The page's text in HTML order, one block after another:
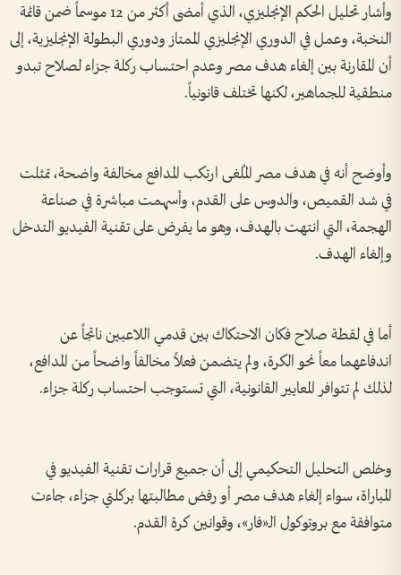
وأشار تحليل الحكم الإنجليزي، الذي أمضى أكثر من 12 موسماً ضمن قائمة
النخبة، وعمل في الدوري الإنجليزي الممتاز ودوري البطولة الإنجليزية، إلى
أن المقارنة بين إلغاء هدف مصر وعدم احتساب ركلة جزاء لصلاح تبدو
منطقية للجماهير، لكنها تختلف قانونياً.
وأوضح أنه في هدف مصر المُلغى ارتكب المدافع مخالفة واضحة، تمثلت
في شد القميص، والدوس على القدم، وأسهمت مباشرة في صناعة
الهجمة، التي انتهت بالهدف، وهو ما يفرض على تقنية الفيديو التدخل
وإلغاء الهدف.
أما في لقطة صلاح فكان الاحتكاك بين قدمي اللاعبين ناتجاً عن
اندفاعهما معاً نحو الكرة، ولم يتضمن فعلاً مخالفاً واضحاً من المدافع،
لذلك لم تتوافر المعايير القانونية، التي تستوجب احتساب ركلة جزاء.
وخلص التحليل التحكيمي إلى أن جميع قرارات تقنية الفيديو في
المباراة، سواء إلغاء هدف مصر أو رفض مطالبتها بركلتي جزاء، جاءت
متوافقة مع بروتوكول الـ«فار»، وقوانين كرة القدم.